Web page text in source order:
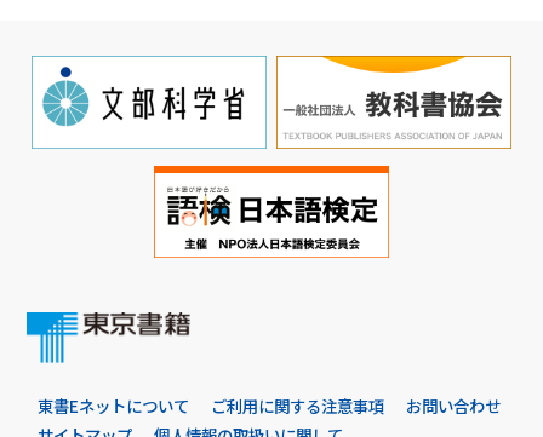
東書Eネットについて ご利用に関する注意事項
お問い合わせ